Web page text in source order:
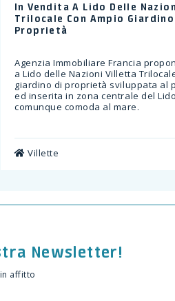
In Vendita A Lido Delle
Trilocale Con Ampio Giardino
Proprietà
Agenzia Immobiliare Francia
a Lido delle Nazioni Villetta
giardino di proprietà sviluppata al
ed inserita in zona centrale del
comunque comoda al mare.
Villette
Newsletter!
affitto